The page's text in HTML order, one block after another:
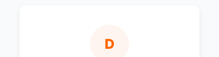
D